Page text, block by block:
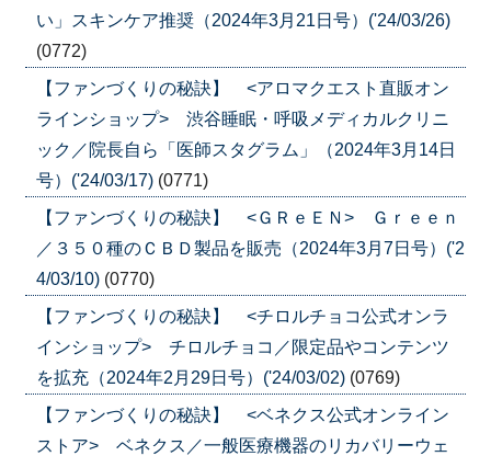
い」スキンケア推奨（2024年3月21日号）('24/03/26)
(0772)
【ファンづくりの秘訣】 <アロマクエスト直販オン
ラインショップ> 渋谷睡眠・呼吸メディカルクリニ
ック／院長自ら「医師スタグラム」（2024年3月14日
号）('24/03/17) (0771)
【ファンづくりの秘訣】 <ＧＲｅＥＮ> Ｇｒｅｅｎ
／３５０種のＣＢＤ製品を販売（2024年3月7日号）('2
4/03/10) (0770)
【ファンづくりの秘訣】 <チロルチョコ公式オンラ
インショップ> チロルチョコ／限定品やコンテンツ
を拡充（2024年2月29日号）('24/03/02) (0769)
【ファンづくりの秘訣】 <ベネクス公式オンライン
ストア> ベネクス／一般医療機器のリカバリーウェ